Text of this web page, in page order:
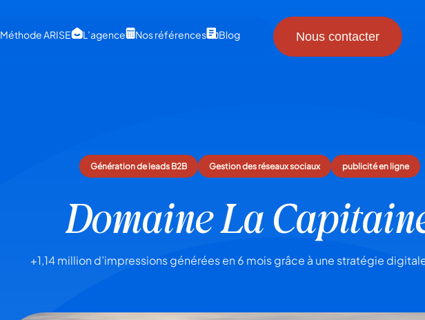
Méthode ARISE L’agence Nos références Blog Nous contacter
Génération de leads B2B Gestion des réseaux sociaux publicité en ligne
Domaine La
+1,14 million d’impressions générées en 6 mois grâce à une stratégie